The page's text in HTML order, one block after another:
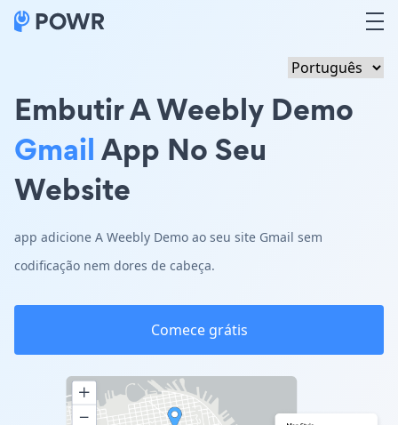
Embutir A Weebly Demo
GmailApp No Seu
Website
app adicione A Weebly Demo ao seu site Gmail sem
codificação nem dores de cabeça.
Comece grátis